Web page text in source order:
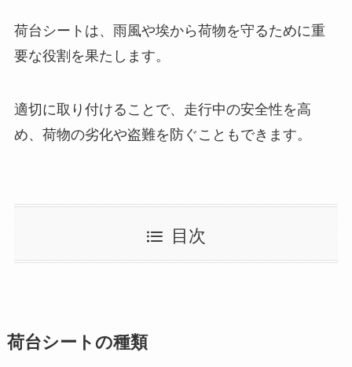
荷台シートは、雨風や埃から荷物を守るために重
要な役割を果たします。
適切に取り付けることで、走行中の安全性を高
め、荷物の劣化や盗難を防ぐこともできます。
目次
荷台シートの種類